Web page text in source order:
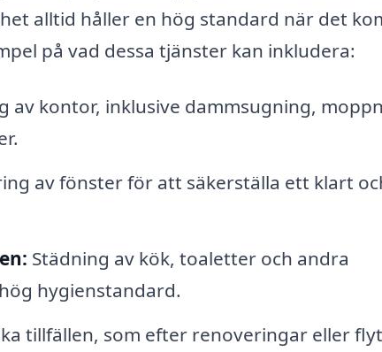
alltid håller en hög standard när det
på vad dessa tjänster kan inkludera:
av kontor, inklusive dammsugning,
av fönster för att säkerställa ett klart
Städning av kök, toaletter och andra
hygienstandard.
tillfällen, som efter renoveringar eller